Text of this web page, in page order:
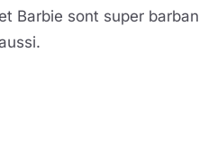
et Barbie sont super